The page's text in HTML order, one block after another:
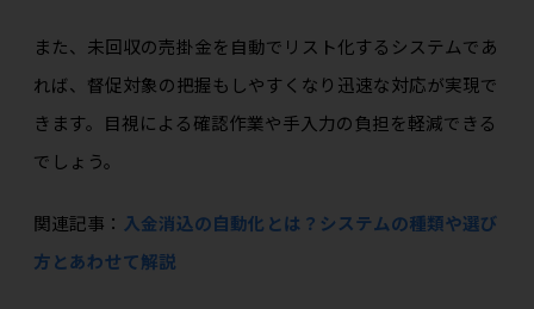
また、未回収の売掛金を自動でリスト化するシステムであ
れば、督促対象の把握もしやすくなり迅速な対応が実現で
きます。目視による確認作業や手入力の負担を軽減できる
でしょう。
関連記事： 入金消込の自動化とは？システムの種類や選び
方とあわせて解説